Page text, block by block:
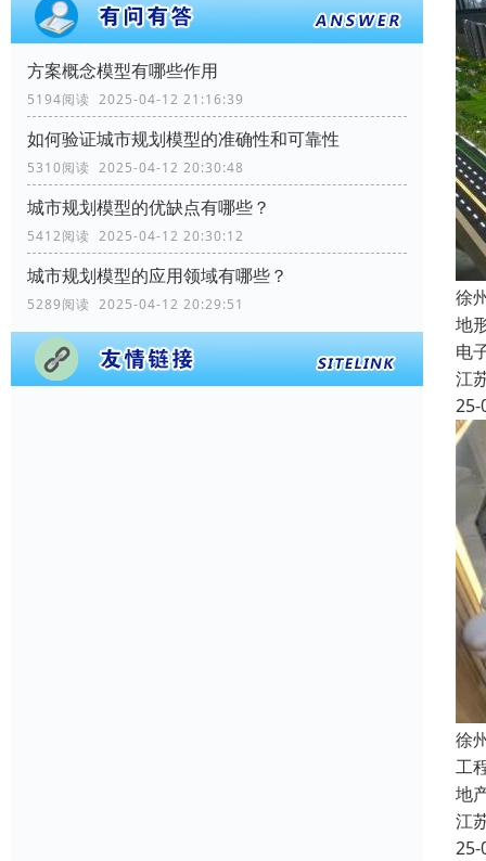
方案概念模型有哪些作用
5194阅读 2025-04-12 21:16:39
如何验证城市规划模型的准确性和可靠性
5310阅读 2025-04-12 20:30:48
城市规划模型的优缺点有哪些？
5412阅读 2025-04-12 20:30:12
城市规划模型的应用领域有哪些？
5289阅读 2025-04-12 20:29:51
徐
地
电
江
25-
徐
工
地
江
25-